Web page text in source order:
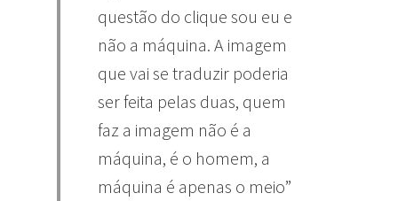
questão do clique sou eu e
não a máquina. A imagem
que vai se traduzir poderia
ser feita pelas duas, quem
faz a imagem não é a
máquina, é o homem, a
máquina é apenas o meio”